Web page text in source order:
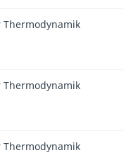
Thermodynamik
Thermodynamik
Thermodynamik